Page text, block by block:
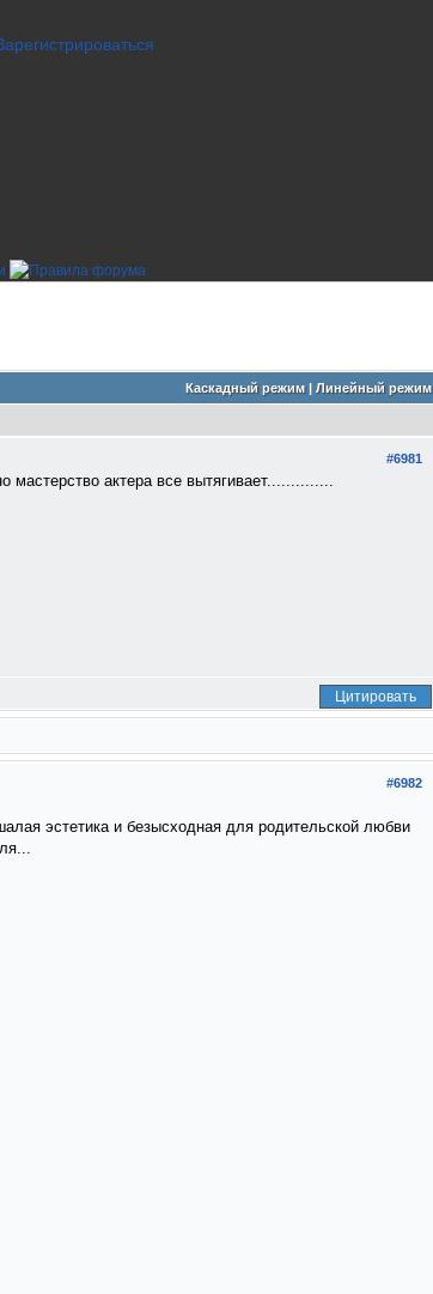
Каскадный режим| Линейный режим
#6981
актера все вытягивает..............
Цитировать
#6982
эстетика и безысходная для родительской любви